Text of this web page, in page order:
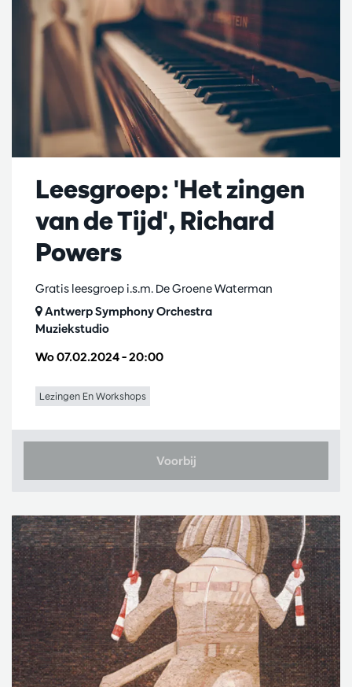
Leesgroep: 'Het zingen
van de Tijd', Richard
Powers
Wo 07.02.2024– 20:00
Gratis leesgroep i.s.m. De Groene Waterman
Antwerp Symphony Orchestra
Muziekstudio
Lezingen En Workshops
Voorbij